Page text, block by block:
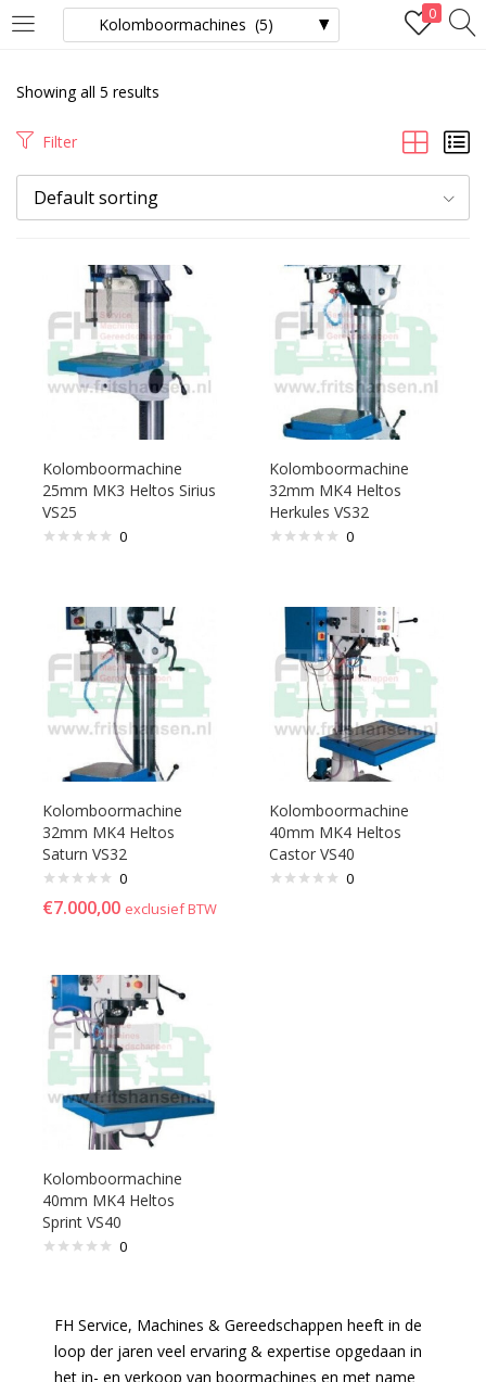
0
LOGIN
Remember me Lost password?
Showing all 5 results
Filter
Default sorting
Kolomboormachine
25mm MK3 Heltos Sirius
VS25
0
Kolomboormachine
32mm MK4 Heltos
Herkules VS32
0
Kolomboormachine
32mm MK4 Heltos
Saturn VS32
0
€7.000,00 exclusief BTW
Kolomboormachine
40mm MK4 Heltos
Castor VS40
0
Kolomboormachine
40mm MK4 Heltos
Sprint VS40
0
FH Service, Machines & Gereedschappen heeft in de
loop der jaren veel ervaring & expertise opgedaan in
het in- en verkoop van boormachines en met name